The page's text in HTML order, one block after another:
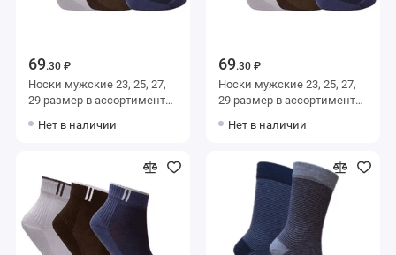
69.30 ₽
Носки мужские 23, 25, 27,
29 размер в ассортименте
Нет в наличии
69.30 ₽
Носки мужские 23, 25, 27,
29 размер в ассортименте
Нет в наличии